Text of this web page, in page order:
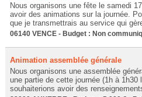
Nous organisons une fête le samedi
avoir des animations sur la journée.
que je transmettrais au service qui
06140 VENCE - Budget : Non
Animation assemblée générale
Nous organisons une assemblée
une partie de cette journée (1h à 1h30
souhaiterions avoir des